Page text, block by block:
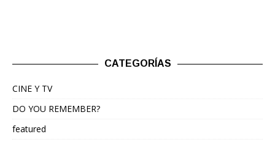
CATEGORÍAS
CINE Y TV
DO YOU REMEMBER?
featured